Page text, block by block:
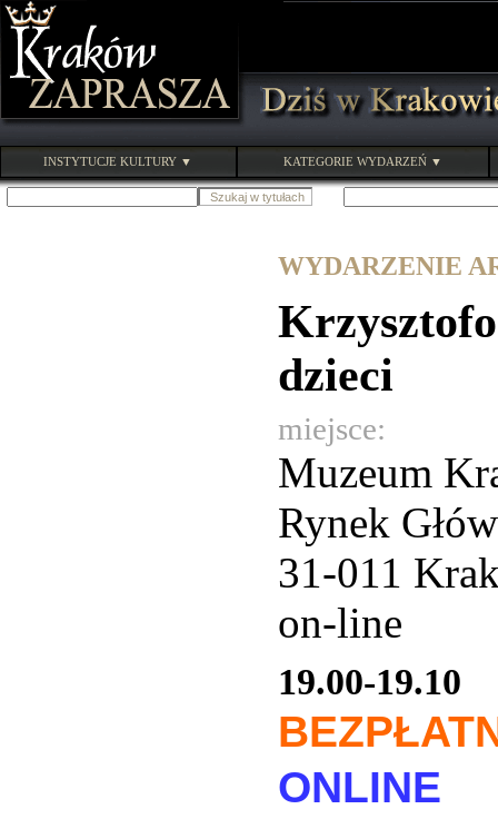
INSTYTUCJE KULTURY ▼ KATEGORIE WYDARZEŃ ▼
WYDARZENIE
dzieci
miejsce:
Muzeum
Rynek
31-011
on-line
19.00-19.10
ONLINE